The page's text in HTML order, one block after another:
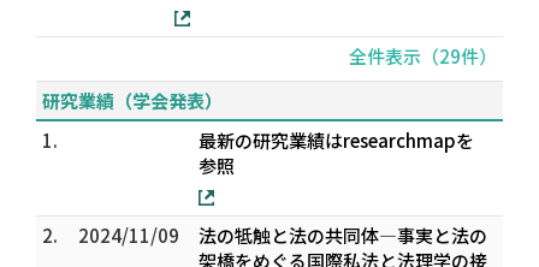
全件表示（29件）
研究業績（学会発表）
1.
最新の研究業績はresearchmapを
参照
2. 2024/11/09
法の牴触と法の共同体―事実と法の
架橋をめぐる国際私法と法理学の接